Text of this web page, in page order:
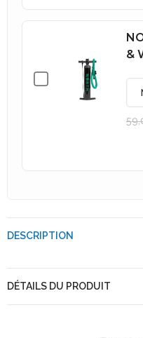
&
DESCRIPTION
DÉTAILS DU PRODUIT